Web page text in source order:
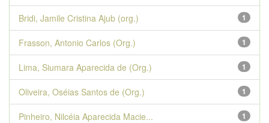
1
Bridi, Jamile Cristina Ajub (org.)
1
Frasson, Antonio Carlos (Org.)
1
Lima, Siumara Aparecida de (Org.)
1
Oliveira, Oséias Santos de (Org.)
1
Pinheiro, Nilcéia Aparecida Macie...